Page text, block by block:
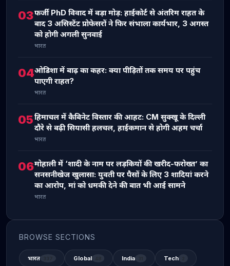
03फर्जी PhD विवाद में बड़ा मोड़: हाईकोर्ट से अंतरिम राहत के
बाद 3 असिस्टेंट प्रोफेसरों ने फिर संभाला कार्यभार, 3 अगस्त
को होगी अगली सुनवाई
भारत
04ओडिशा में बाढ़ का कहर: क्या पीड़ितों तक समय पर पहुंच
पाएगी राहत?
भारत
05हिमाचल में कैबिनेट विस्तार की आहट: CM सुक्खू के दिल्ली
दौरे से बढ़ी सियासी हलचल, हाईकमान से होगी अहम चर्चा
भारत
06मोहाली में ‘शादी के नाम पर लड़कियों की खरीद-फरोख्त’ का
सनसनीखेज खुलासा: युवती पर पैसों के लिए 3 शादियां करने
का आरोप, मां को धमकी देने की बात भी आई सामने
भारत
BROWSE SECTIONS
भारत Global India Tech